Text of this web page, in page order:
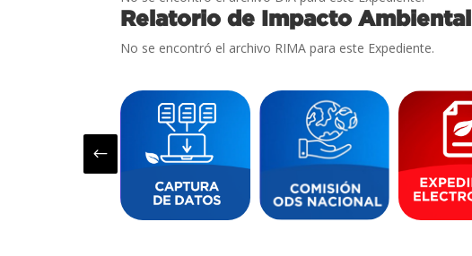
Relatorio de Impacto Ambiental
No se encontró el archivo RIMA para este Expediente.
#